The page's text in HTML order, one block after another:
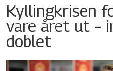
Kyllingkrisen
vare året ut –
doblet